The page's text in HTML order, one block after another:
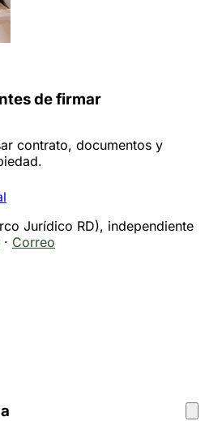
de firmar
contrato, documentos y
Jurídico RD), independiente
· Correo